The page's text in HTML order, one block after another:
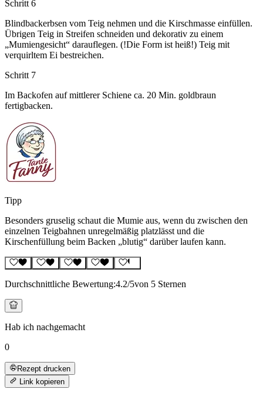
Schritt 6
Blindbackerbsen vom Teig nehmen und die Kirschmasse einfüllen.
Übrigen Teig in Streifen schneiden und dekorativ zu einem
„Mumiengesicht“ darauflegen. (!Die Form ist heiß!) Teig mit
verquirltem Ei bestreichen.
Schritt 7
Im Backofen auf mittlerer Schiene ca. 20 Min. goldbraun
fertigbacken.
Tipp
Besonders gruselig schaut die Mumie aus, wenn du zwischen den
einzelnen Teigbahnen unregelmäßig platzlässt und die
Kirschenfüllung beim Backen „blutig“ darüber laufen kann.
Durchschnittliche Bewertung:4.2/5von 5 Sternen
Hab ich nachgemacht
0
Rezept drucken
Link kopieren